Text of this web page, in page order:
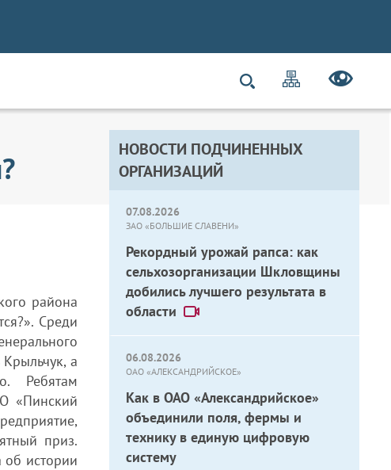
НОВОСТИ ПОДЧИНЕННЫХ
ОРГАНИЗАЦИЙ
07.08.2026
ЗАО «БОЛЬШИЕ СЛАВЕНИ»
Рекордный урожай рапса: как
сельхозорганизации Шкловщины
добились лучшего результата в
области
06.08.2026
ОАО «АЛЕКСАНДРИЙСКОЕ»
Как в ОАО «Александрийское»
объединили поля, фермы и
технику в единую цифровую
систему
района
Среди
а
Ребятам
«Пинский
приз.
об истории